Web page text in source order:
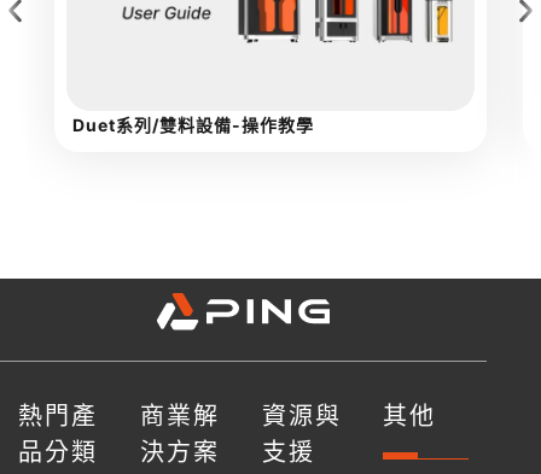
Duet系列/雙料設備-操作教學
熱門產
品分類
商業解
決方案
資源與
支援
其他